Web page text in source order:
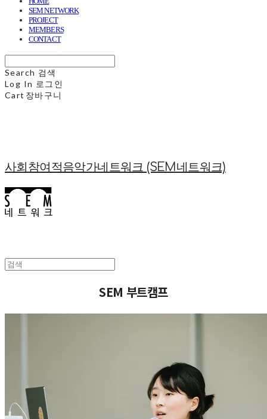
SEM NETWORK
PROJECT
MEMBERS
CONTACT
Search 검색
Log In 로그인
Cart 장바구니
사회참여적음악가네트워크 (SEM네트워크)
SEM 부트캠프